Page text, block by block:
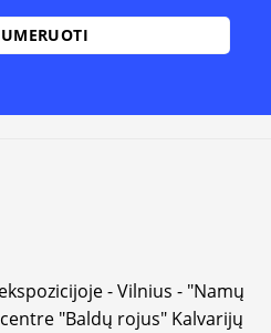
- Vilnius - "Namų
"Baldų rojus" Kalvarijų